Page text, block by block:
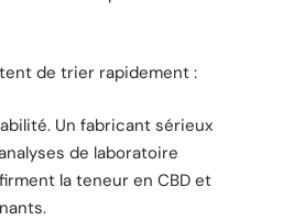
de trier rapidement :
Un fabricant sérieux
de laboratoire
la teneur en CBD et